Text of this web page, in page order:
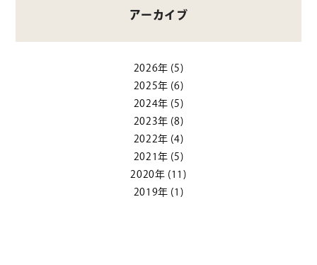
アーカイブ
2026年 (5)
2025年 (6)
2024年 (5)
2023年 (8)
2022年 (4)
2021年 (5)
2020年 (11)
2019年 (1)